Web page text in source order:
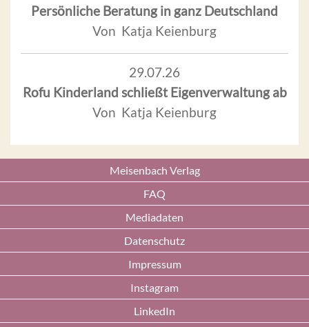
Persönliche Beratung in ganz Deutschland
Von Katja Keienburg
29.07.26
Rofu Kinderland schließt Eigenverwaltung ab
Von Katja Keienburg
Meisenbach Verlag
FAQ
Mediadaten
Datenschutz
Impressum
Instagram
LinkedIn